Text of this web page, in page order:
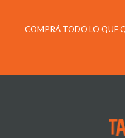
COMPRÁ TODO LO QUE